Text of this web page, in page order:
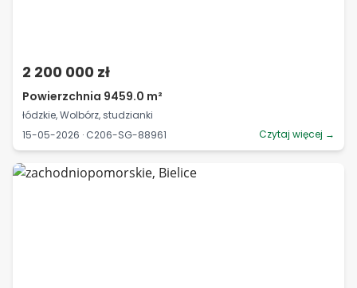
2 200 000 zł
Powierzchnia 9459.0 m²
łódzkie, Wolbórz, studzianki
15-05-2026 · C206-SG-88961
Czytaj więcej →